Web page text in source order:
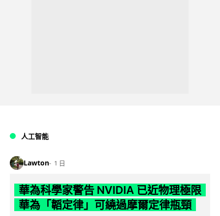
人工智能
Lawton 1 日
華為科學家警告 NVIDIA 已近物理極限
華為「韜定律」可繞過摩爾定律瓶頸